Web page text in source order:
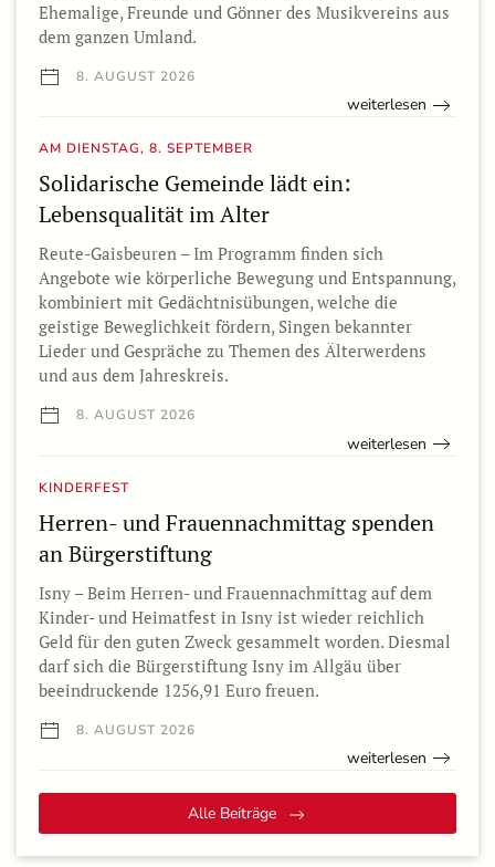
Ehemalige, Freunde und Gönner des Musikvereins aus
dem ganzen Umland.
8. AUGUST 2026
weiterlesen
AM DIENSTAG, 8. SEPTEMBER
Solidarische Gemeinde lädt ein:
Lebensqualität im Alter
Reute-Gaisbeuren – Im Programm finden sich
Angebote wie körperliche Bewegung und Entspannung,
kombiniert mit Gedächtnisübungen, welche die
geistige Beweglichkeit fördern, Singen bekannter
Lieder und Gespräche zu Themen des Älterwerdens
und aus dem Jahreskreis.
8. AUGUST 2026
weiterlesen
KINDERFEST
Herren- und Frauennachmittag spenden
an Bürgerstiftung
Isny – Beim Herren- und Frauennachmittag auf dem
Kinder- und Heimatfest in Isny ist wieder reichlich
Geld für den guten Zweck gesammelt worden. Diesmal
darf sich die Bürgerstiftung Isny im Allgäu über
beeindruckende 1256,91 Euro freuen.
8. AUGUST 2026
weiterlesen
Alle Beiträge